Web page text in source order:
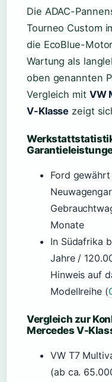
Die ADAC-
Tourneo Custom
die EcoBlue-
Wartung als
oben genannten
Vergleich mit VW
V-Klasse zeigt
Ford
Monate
In Südafrika
Jahre /
Hinweis auf
Modellreihe (
Vergleich zur
Mercedes V-
VW T7
(ab ca.